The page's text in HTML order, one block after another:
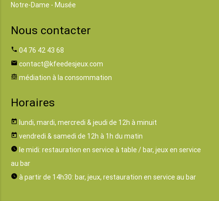
Notre-Dame - Musée
Nous contacter
phone 04 76 42 43 68
email contact@kfeedesjeux.com
balance médiation à la consommation
Horaires
today lundi, mardi, mercredi & jeudi de 12h à minuit
today vendredi & samedi de 12h à 1h du matin
watch_later le midi: restauration en service à table / bar, jeux en service
au bar
watch_later à partir de 14h30: bar, jeux, restauration en service au bar